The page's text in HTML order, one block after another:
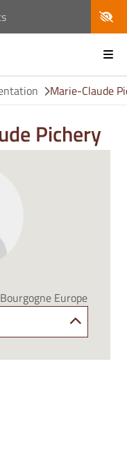
Marie-Claude
Pichery
Europe